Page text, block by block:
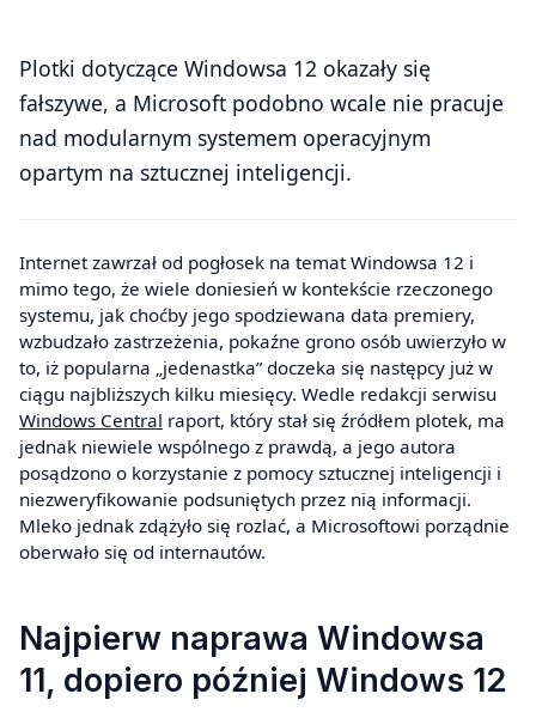
Plotki dotyczące Windowsa 12 okazały się
fałszywe, a Microsoft podobno wcale nie pracuje
nad modularnym systemem operacyjnym
opartym na sztucznej inteligencji.
Internet zawrzał od pogłosek na temat Windowsa 12 i
mimo tego, że wiele doniesień w kontekście rzeczonego
systemu, jak choćby jego spodziewana data premiery,
wzbudzało zastrzeżenia, pokaźne grono osób uwierzyło w
to, iż popularna „jedenastka” doczeka się następcy już w
ciągu najbliższych kilku miesięcy. Wedle redakcji serwisu
Windows Central raport, który stał się źródłem plotek, ma
jednak niewiele wspólnego z prawdą, a jego autora
posądzono o korzystanie z pomocy sztucznej inteligencji i
niezweryfikowanie podsuniętych przez nią informacji.
Mleko jednak zdążyło się rozlać, a Microsoftowi porządnie
oberwało się od internautów.
Najpierw naprawa Windowsa
11, dopiero później Windows 12